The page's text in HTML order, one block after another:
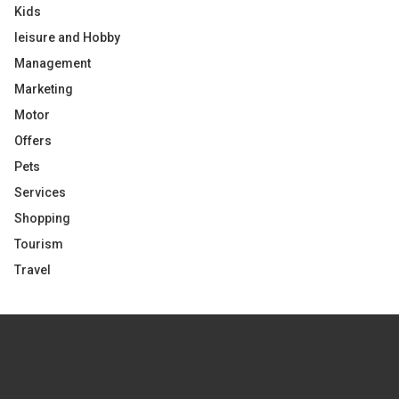
Kids
leisure and Hobby
Management
Marketing
Motor
Offers
Pets
Services
Shopping
Tourism
Travel